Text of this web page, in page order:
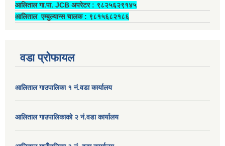
आलिताल गा.पा. JCB अपरेटर ‍: ९८२५६२९१४५
आलिताल एम्बुल्यान्स चालक ‍: ९८१५६८२१८६
वडा प्रोफायल
आलिताल गाउपालिका १ नं.वडा कार्यालय
आलिताल गाउपालिकाको २ नं.वडा कार्यालय